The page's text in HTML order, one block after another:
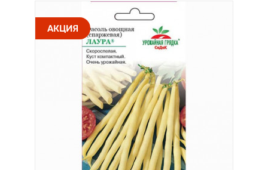
АКЦИЯ